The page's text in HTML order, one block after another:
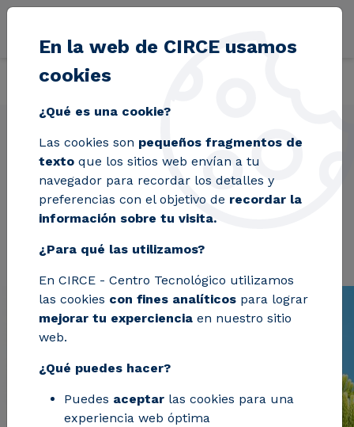
Pasar al contenido principal
Proyectos
BECOOP
En la web de CIRCE usamos
cookies
¿Qué es una cookie?
Las cookies son pequeños fragmentos de
texto que los sitios web envían a tu
navegador para recordar los detalles y
preferencias con el objetivo de recordar la
información sobre tu visita.
¿Para qué las utilizamos?
En CIRCE - Centro Tecnológico utilizamos
las cookies con fines analíticos para lograr
mejorar tu experciencia en nuestro sitio
web.
¿Qué puedes hacer?
Puedes aceptar las cookies para una
experiencia web óptima